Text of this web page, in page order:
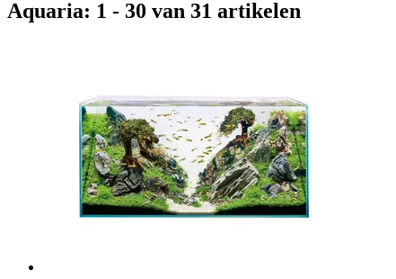
Aquaria: 1 - 30 van 31 artikelen